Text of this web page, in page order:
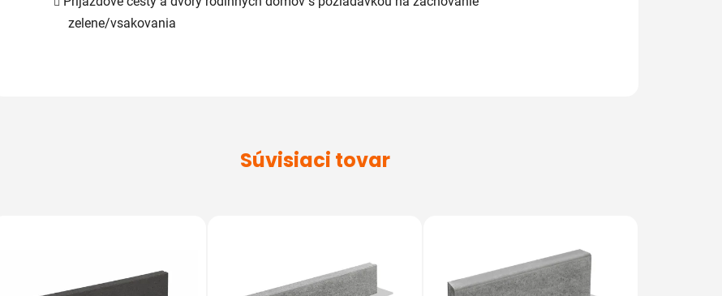
zelene/vsakovania
Súvisiaci tovar